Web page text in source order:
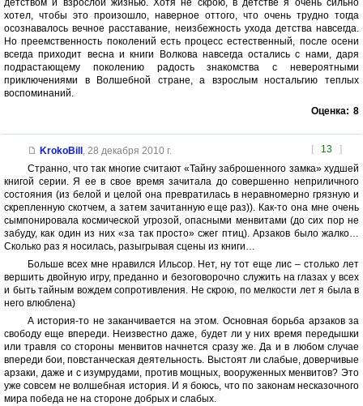
детством и взрослой жизнью. Хотя не скрою, в детстве я очень сильно
хотел, чтобы это произошло, наверное оттого, что очень трудно тогда
осознавалось вечное расставание, неизбежность ухода детства навсегда.
Но преемственность поколений есть процесс естественный, после осени
всегда приходит весна и книги Волкова навсегда остались с нами, даря
подрастающему поколению радость знакомства с невероятными
приключениями в Волшебной стране, а взрослым ностальгию теплых
воспоминаний.
Оценка: 8
[ 13 ]
KrokoBill , 28 декабря 2010 г.
Странно, что так многие считают «Тайну заброшенного замка» худшей
книгой серии. Я ее в свое время зачитала до совершенно неприличного
состояния (из белой и целой она превратилась в неравномерно грязную и
скрепленную скотчем, а затем зачитанную еще раз)). Как-то она мне очень
сымпонировала космической угрозой, опасными менвитами (до сих пор не
забуду, как один из них «за так просто» сжег птиц). Арзаков было жалко…
Сколько раз я носилась, разыгрывая сцены из книги…
Больше всех мне нравился Ильсор. Нет, ну тот еще лис – столько лет
вершить двойную игру, преданно и безоговорочно служить на глазах у всех
и быть тайным вождем сопротивления. Не скрою, по мелкости лет я была в
него влюблена)
А история-то не заканчивается на этом. Основная борьба арзаков за
свободу еще впереди. Неизвестно даже, будет ли у них время передышки
или травля со стороны менвитов начнется сразу же. Да и в любом случае
впереди бои, повстанческая деятельность. Выстоят ли слабые, доверчивые
арзаки, даже и с изумрудами, против мощных, вооруженных менвитов? Это
уже совсем не волшебная история. И я боюсь, что по законам несказочного
мира победа не на стороне добрых и слабых.